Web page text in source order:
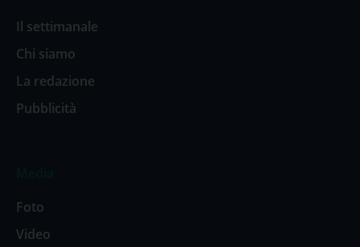
Il settimanale
Chi siamo
La redazione
Pubblicità
Foto
Video